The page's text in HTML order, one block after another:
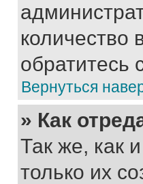
количество
обратитесь
Вернуться
» Как
Так же, как
только их